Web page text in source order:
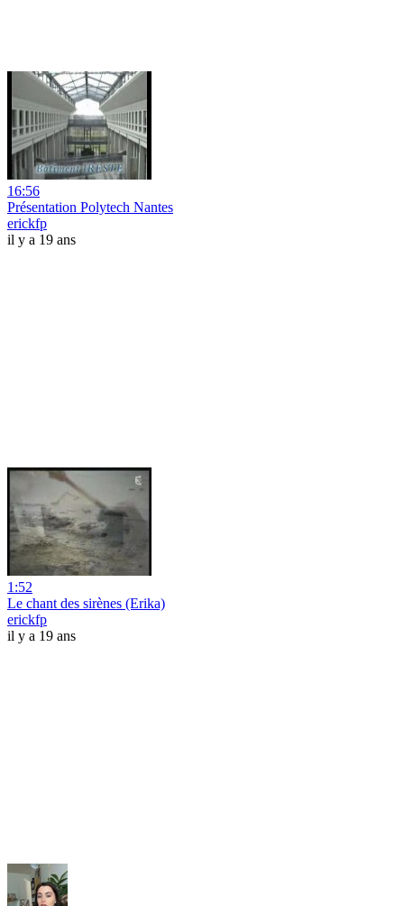
16:56
Présentation Polytech Nantes
erickfp
il y a 19 ans
1:52
Le chant des sirènes (Erika)
erickfp
il y a 19 ans